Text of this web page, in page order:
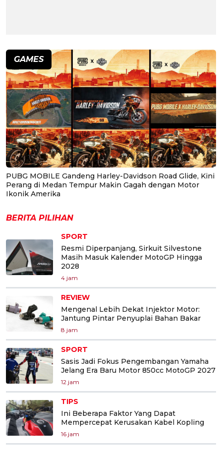
GAMES
PUBG MOBILE Gandeng Harley-Davidson Road Glide, Kini
Perang di Medan Tempur Makin Gagah dengan Motor
Ikonik Amerika
BERITA PILIHAN
SPORT
Resmi Diperpanjang, Sirkuit Silvestone
Masih Masuk Kalender MotoGP Hingga
2028
4 jam
REVIEW
Mengenal Lebih Dekat Injektor Motor:
Jantung Pintar Penyuplai Bahan Bakar
8 jam
SPORT
Sasis Jadi Fokus Pengembangan Yamaha
Jelang Era Baru Motor 850cc MotoGP 2027
12 jam
TIPS
Ini Beberapa Faktor Yang Dapat
Mempercepat Kerusakan Kabel Kopling
16 jam